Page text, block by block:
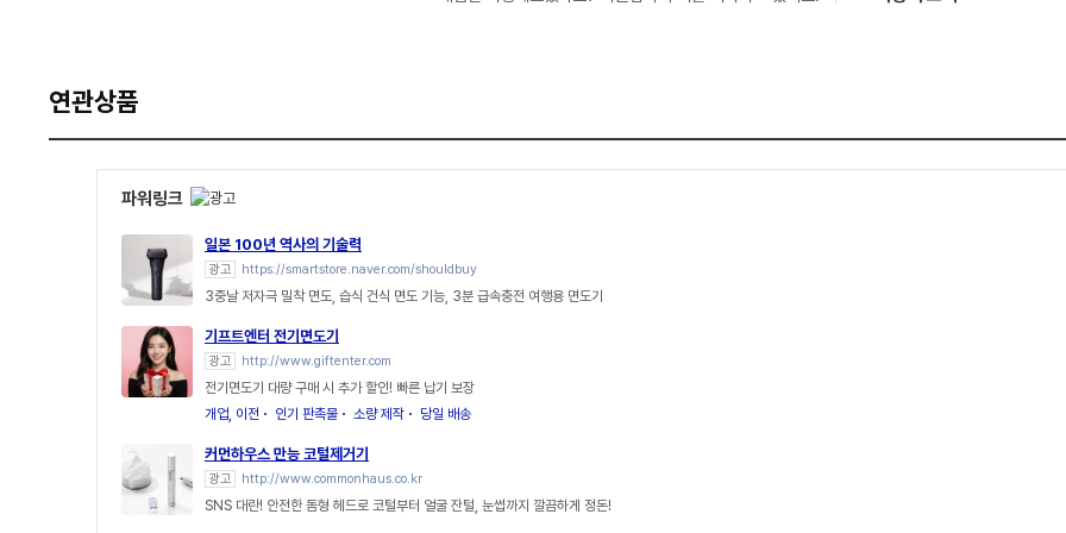
연관상품
파워링크
일본 100년 역사의 기술력
광고 https://smartstore.naver.com/shouldbuy
3중날 저자극 밀착 면도, 습식 건식 면도 기능, 3분 급속충전 여행용 면도기
기프트엔터 전기면도기
광고 http://www.giftenter.com
전기면도기 대량 구매 시 추가 할인! 빠른 납기 보장
개업, 이전
인기 판촉물 소량 제작 당일 배송
커먼하우스 만능 코털제거기
광고 http://www.commonhaus.co.kr
SNS 대란! 안전한 돔형 헤드로 코털부터 얼굴 잔털, 눈썹까지 깔끔하게 정돈!